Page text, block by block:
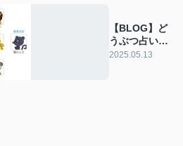
【BLOG】ど
うぶつ占いと
プレゼント♪
2025.05.13